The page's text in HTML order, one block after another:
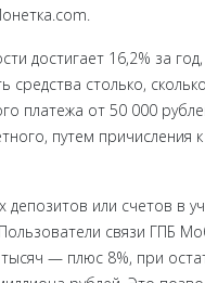
достигает 16,2% за
столько,
платежа от 50 000
путем причисления
или счетов в
связи ГПБ
— плюс 8%, при